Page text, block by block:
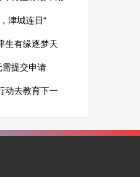
津城连日“
生有缘逐梦天
需提交申请
动去教育下一